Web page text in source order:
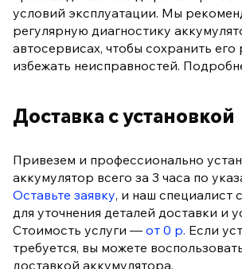
условий эксплуатации. Мы
регулярную диагностику
автосервисах, чтобы сохранить его
избежать неисправностей.
Доставка с установкой
Привезем и профессионально
аккумулятор всего за 3 часа по
Оставьте заявку, и наш специалист
для уточнения деталей доставки и
Стоимость услуги — от 0 р. Если
требуется, вы можете
доставкой аккумулятора.